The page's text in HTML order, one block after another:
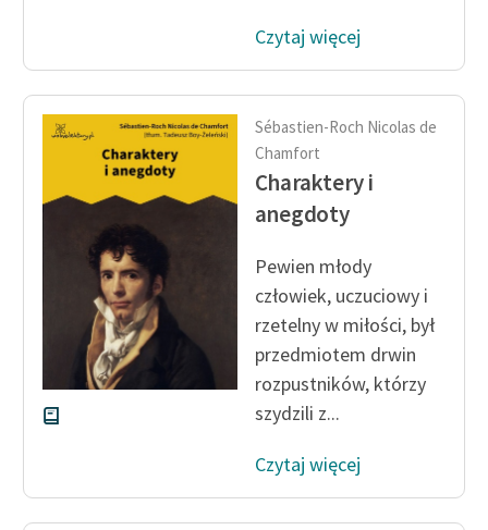
Ręce pełne poezji
Kolekcje edukacyjne
twórców przechodzących
do domeny publicznej,
lektur szkolnych oraz
Starego Testamentu
Odkurzamy bohaterów
Szkoła Poezji Wolnych
O nas
O projekcie
Czytaj więcej
Sébastien-Roch Nicolas de
Chamfort
Charaktery i
anegdoty
Pewien młody
człowiek, uczuciowy i
rzetelny w miłości, był
przedmiotem drwin
rozpustników, którzy
szydzili z...
Czytaj więcej